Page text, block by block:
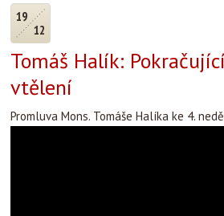
19
12
Tomáš Halík:
vtělení
Promluva Mons. Tomáše Halíka ke 4.